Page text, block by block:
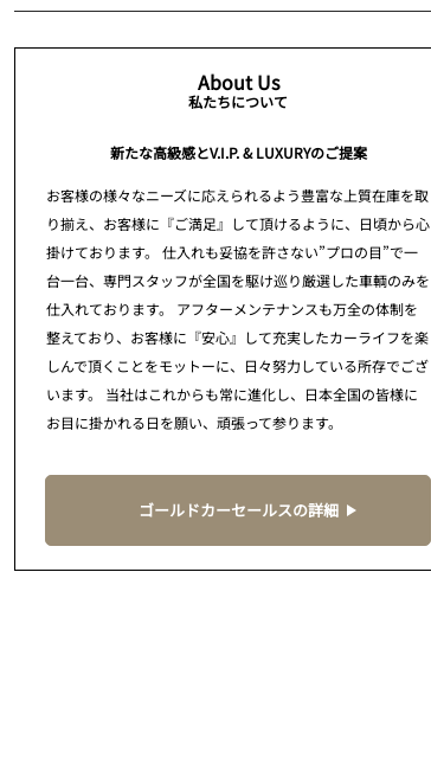
About Us
私たちについて
新たな高級感とV.I.P. & LUXURYのご提案
お客様の様々なニーズに応えられるよう豊富な上質在庫を取
り揃え、お客様に『ご満足』して頂けるように、日頃から心
掛けております。 仕入れも妥協を許さない”プロの目”で一
台一台、専門スタッフが全国を駆け巡り厳選した車輌のみを
仕入れております。 アフターメンテナンスも万全の体制を
整えており、お客様に『安心』して充実したカーライフを楽
しんで頂くことをモットーに、日々努力している所存でござ
います。 当社はこれからも常に進化し、日本全国の皆様に
お目に掛かれる日を願い、頑張って参ります。
ゴールドカーセールスの詳細